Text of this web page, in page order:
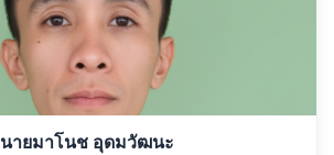
นายมาโนช อุดมวัฒนะ